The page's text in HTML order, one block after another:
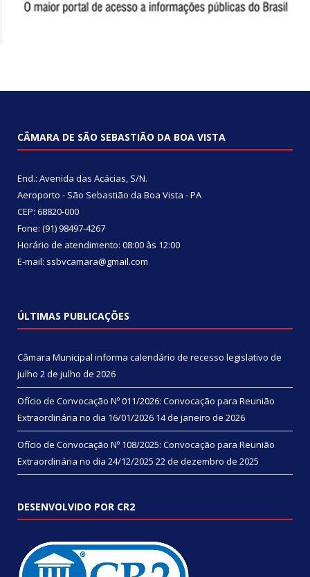
CÂMARA DE SÃO SEBASTIÃO DA BOA VISTA
End.: Avenida das Acácias, S/N.
Aeroporto - São Sebastião da Boa Vista - PA
CEP: 68820-000
Fone: (91) 98497-4267
Horário de atendimento: 08:00 às 12:00
E-mail: ssbvcamara@gmail.com
ÚLTIMAS PUBLICAÇÕES
Câmara Municipal informa calendário de recesso legislativo de
julho 2 de julho de 2026
Ofício de Convocação Nº 011/2026: Convocação para Reunião
Extraordinária no dia 16/01/2026 14 de janeiro de 2026
Ofício de Convocação Nº 108/2025: Convocação para Reunião
Extraordinária no dia 24/12/2025 22 de dezembro de 2025
DESENVOLVIDO POR CR2